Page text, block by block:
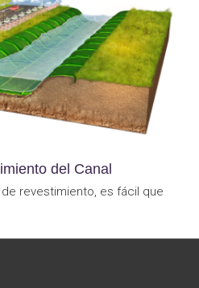
del Canal
revestimiento, es fácil que